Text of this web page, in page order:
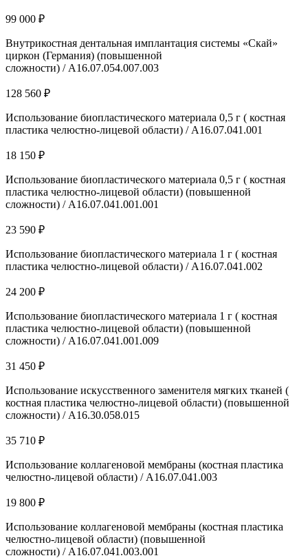
99 000 ₽
Внутрикостная дентальная имплантация системы «Скай»
циркон (Германия) (повышенной
сложности) / А16.07.054.007.003
128 560 ₽
Использование биопластического материала 0,5 г ( костная
пластика челюстно-лицевой области) / A16.07.041.001
18 150 ₽
Использование биопластического материала 0,5 г ( костная
пластика челюстно-лицевой области) (повышенной
сложности) / A16.07.041.001.001
23 590 ₽
Использование биопластического материала 1 г ( костная
пластика челюстно-лицевой области) / A16.07.041.002
24 200 ₽
Использование биопластического материала 1 г ( костная
пластика челюстно-лицевой области) (повышенной
сложности) / A16.07.041.001.009
31 450 ₽
Использование искусственного заменителя мягких тканей (
костная пластика челюстно-лицевой области) (повышенной
сложности) / A16.30.058.015
35 710 ₽
Использование коллагеновой мембраны (костная пластика
челюстно-лицевой области) / A16.07.041.003
19 800 ₽
Использование коллагеновой мембраны (костная пластика
челюстно-лицевой области) (повышенной
сложности) / A16.07.041.003.001